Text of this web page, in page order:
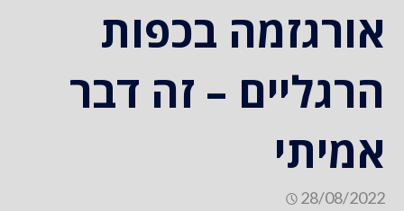
אורגזמה בכפות
הרגליים – זה דבר
אמיתי
28/08/2022